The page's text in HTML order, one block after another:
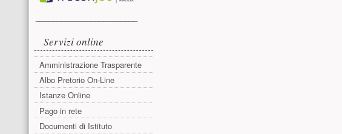
Servizi online
Amministrazione Trasparente
Albo Pretorio On-Line
Istanze Online
Pago in rete
Documenti di Istituto